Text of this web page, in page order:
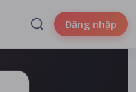
Đăng nhập